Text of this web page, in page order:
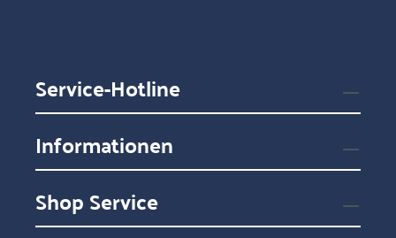
Service-Hotline
Informationen
Shop Service